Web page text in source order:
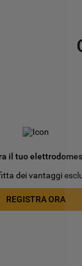
il tuo
dei vantaggi
REGISTRA ORA